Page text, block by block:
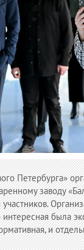
Петербурга»
заводу
была
и